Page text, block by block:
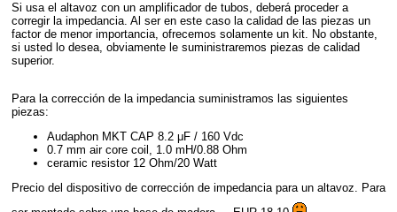
Si usa el altavoz con un amplificador de tubos, deberá proceder a
corregir la impedancia. Al ser en este caso la calidad de las piezas un
factor de menor importancia, ofrecemos solamente un kit. No obstante,
si usted lo desea, obviamente le suministraremos piezas de calidad
superior.
Para la corrección de la impedancia suministramos las siguientes
piezas:
Audaphon MKT CAP 8.2 μF / 160 Vdc
0.7 mm air core coil, 1.0 mH/0.88 Ohm
ceramic resistor 12 Ohm/20 Watt
Precio del dispositivo de corrección de impedancia para un altavoz. Para